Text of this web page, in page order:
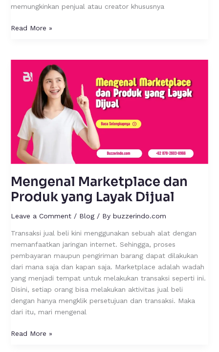
memungkinkan penjual atau creator khususnya
Read More »
Mengenal Marketplace dan
Produk yang Layak Dijual
Leave a Comment / Blog/ By buzzerindo.com
Transaksi jual beli kini menggunakan sebuah alat dengan
memanfaatkan jaringan internet. Sehingga, proses
pembayaran maupun pengiriman barang dapat dilakukan
dari mana saja dan kapan saja. Marketplace adalah wadah
yang menjadi tempat untuk melakukan transaksi seperti ini.
Disini, setiap orang bisa melakukan aktivitas jual beli
dengan hanya mengklik persetujuan dan transaksi. Maka
dari itu, mari mengenal
Marketplace
Layak
Dijual
Read More »